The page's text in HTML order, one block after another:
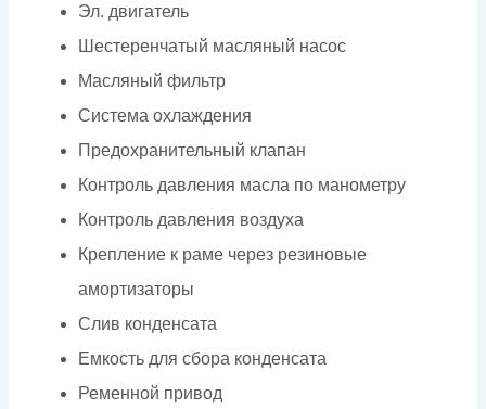
Эл. двигатель
Шестеренчатый масляный насос
Масляный фильтр
Система охлаждения
Предохранительный клапан
Контроль давления масла по манометру
Контроль давления воздуха
Крепление к раме через резиновые
амортизаторы
Слив конденсата
Емкость для сбора конденсата
Ременной привод